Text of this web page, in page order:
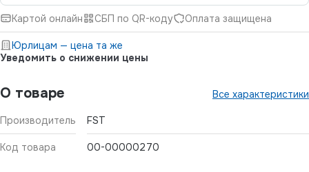
О товаре Все характеристики
Производитель FST
Код товара 00-00000270
Картой онлайн СБП по QR-коду Оплата защищена
Юрлицам — цена та же
Уведомить о снижении цены